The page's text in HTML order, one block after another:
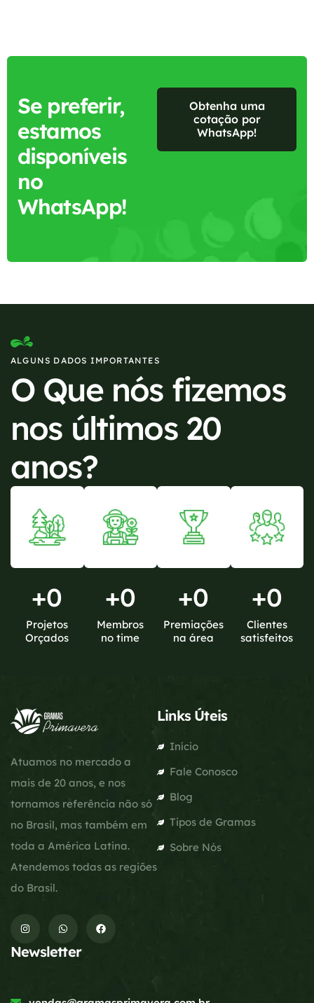
Se preferir,
estamos
disponíveis
no
WhatsApp!
Obtenha uma
cotação por
WhatsApp!
ALGUNS DADOS IMPORTANTES
O Que nós fizemos
nos últimos 20
anos?
+0
Projetos
Orçados
+0
Membros
no time
+0
Premiações
na área
+0
Clientes
satisfeitos
Atuamos no mercado a
mais de 20 anos, e nos
tornamos referência não só
no Brasil, mas também em
toda a América Latina.
Atendemos todas as regiões
do Brasil.
Links Úteis
Início
Fale Conosco
Blog
Tipos de Gramas
Sobre Nós
Newsletter